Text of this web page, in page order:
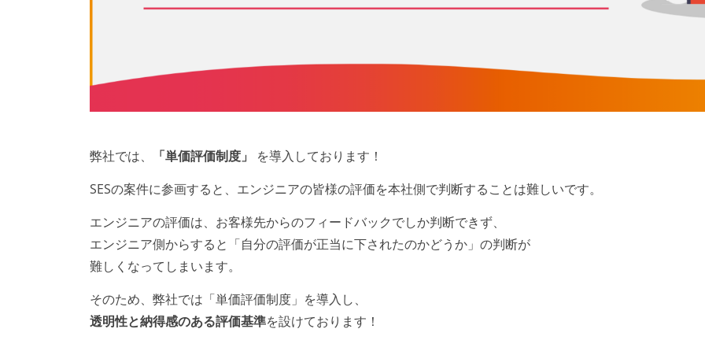
弊社では、 「単価評価制度」
を導入しております！
SESの案件に参画すると、エンジニアの皆様の評価を本社側で判断することは難しいです。
エンジニアの評価は、お客様先からのフィードバックでしか判断できず、
エンジニア側からすると「自分の評価が正当に下されたのかどうか」の判断が
難しくなってしまいます。
そのため、弊社では「単価評価制度」を導入し、
透明性と納得感のある評価基準を設けております！